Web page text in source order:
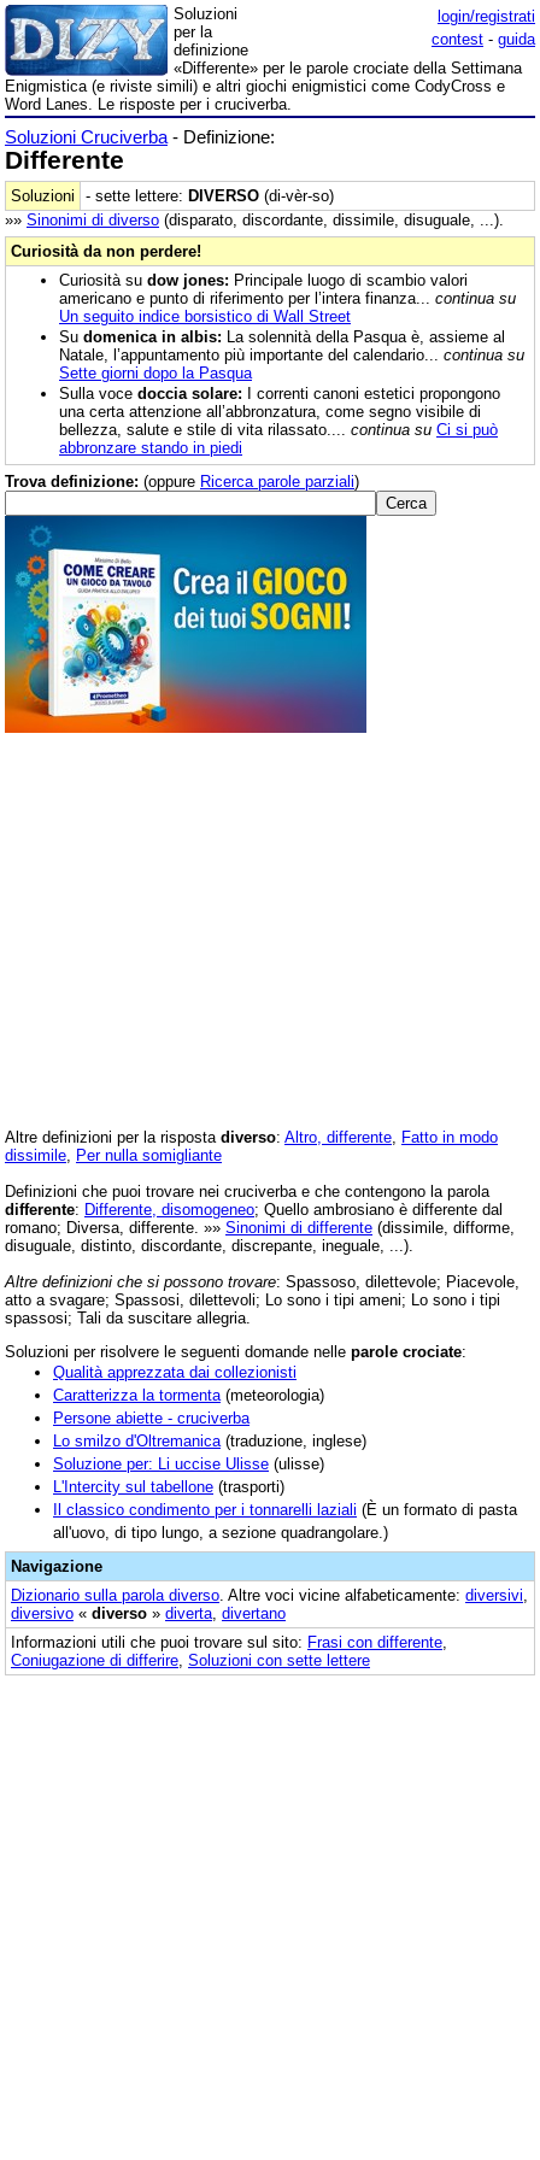
login/registrati
contest - guida
Soluzioni
per la
definizione
«Differente» per le parole crociate della Settimana
Enigmistica (e riviste simili) e altri giochi enigmistici come CodyCross e
Word Lanes. Le risposte per i cruciverba.
Soluzioni Cruciverba - Definizione:
Differente
Soluzioni - sette lettere: DIVERSO (di-vèr-so)
»» Sinonimi di diverso (disparato, discordante, dissimile, disuguale, ...).
Curiosità da non perdere!
Curiosità su dow jones: Principale luogo di scambio valori
americano e punto di riferimento per l’intera finanza... continua su
Un seguito indice borsistico di Wall Street
Su domenica in albis: La solennità della Pasqua è, assieme al
Natale, l’appuntamento più importante del calendario... continua su
Sette giorni dopo la Pasqua
Sulla voce doccia solare: I correnti canoni estetici propongono
una certa attenzione all’abbronzatura, come segno visibile di
bellezza, salute e stile di vita rilassato.... continua su Ci si può
abbronzare stando in piedi
Trova definizione: (oppure Ricerca parole parziali)
Altre definizioni per la risposta diverso: Altro, differente Fatto in modo
dissimile Per nulla somigliante
Definizioni che puoi trovare nei cruciverba e che contengono la parola
differente: Differente, disomogeneo; Quello ambrosiano è differente dal
romano; Diversa, differente. »» Sinonimi di differente (dissimile, difforme,
disuguale, distinto, discordante, discrepante, ineguale, ...).
Altre definizioni che si possono trovare: Spassoso, dilettevole; Piacevole,
atto a svagare; Spassosi, dilettevoli; Lo sono i tipi ameni; Lo sono i tipi
spassosi; Tali da suscitare allegria.
Soluzioni per risolvere le seguenti domande nelle parole crociate:
Qualità apprezzata dai collezionisti
Caratterizza la tormenta (meteorologia)
Persone abiette - cruciverba
Lo smilzo d'Oltremanica (traduzione, inglese)
Soluzione per: Li uccise Ulisse (ulisse)
L'Intercity sul tabellone (trasporti)
Il classico condimento per i tonnarelli laziali (È un formato di pasta
all'uovo, di tipo lungo, a sezione quadrangolare.)
Navigazione
Dizionario sulla parola diverso . Altre voci vicine alfabeticamente: diversivi
diversivo « diverso » diverta divertano
Informazioni utili che puoi trovare sul sito: Frasi con differente
Coniugazione di differire Soluzioni con sette lettere